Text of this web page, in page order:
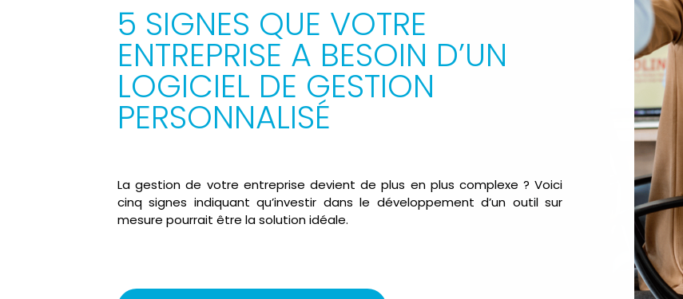
5 SIGNES QUE VOTRE
ENTREPRISE A BESOIN D’UN
LOGICIEL DE GESTION
PERSONNALISÉ
La gestion de votre entreprise devient de plus en plus complexe ? Voici
cinq signes indiquant qu’investir dans le développement d’un outil sur
mesure pourrait être la solution idéale.